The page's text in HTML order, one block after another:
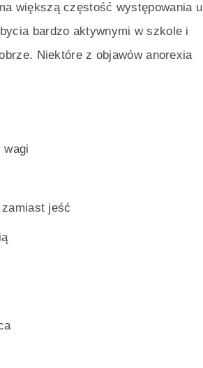
większą częstość występowania u
bardzo aktywnymi w szkole i
Niektóre z objawów anorexia
wagi
jeść